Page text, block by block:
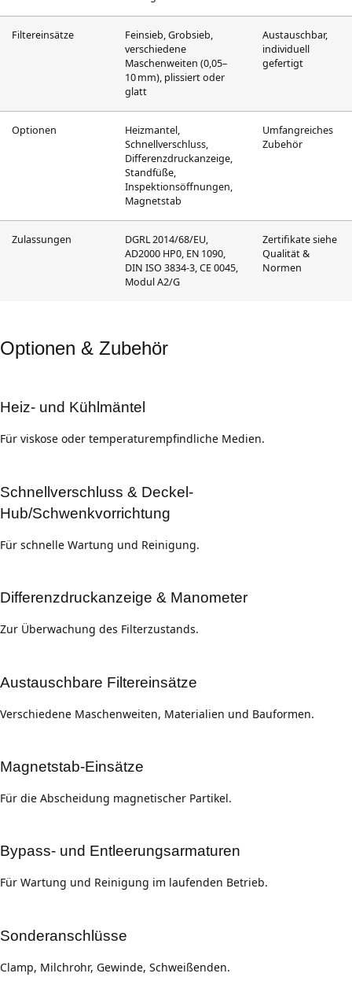
Filtereinsätze
Feinsieb, Grobsieb,
verschiedene
Maschenweiten (0,05–
10 mm), plissiert oder
glatt
Austauschbar,
individuell
gefertigt
Optionen
Heizmantel,
Schnellverschluss,
Differenzdruckanzeige,
Standfüße,
Inspektionsöffnungen,
Magnetstab
Umfangreiches
Zubehör
Zulassungen
DGRL 2014/68/EU,
AD2000 HP0, EN 1090,
DIN ISO 3834-3, CE 0045,
Modul A2/G
Zertifikate siehe
Qualität &
Normen
Optionen & Zubehör
Heiz- und Kühlmäntel
Für viskose oder temperaturempfindliche Medien.
Schnellverschluss & Deckel-
Hub/Schwenkvorrichtung
Für schnelle Wartung und Reinigung.
Differenzdruckanzeige & Manometer
Zur Überwachung des Filterzustands.
Austauschbare Filtereinsätze
Verschiedene Maschenweiten, Materialien und Bauformen.
Magnetstab-Einsätze
Für die Abscheidung magnetischer Partikel.
Bypass- und Entleerungsarmaturen
Für Wartung und Reinigung im laufenden Betrieb.
Sonderanschlüsse
Clamp, Milchrohr, Gewinde, Schweißenden.